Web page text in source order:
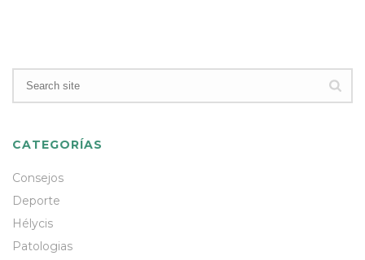
CATEGORÍAS
Consejos
Deporte
Hélycis
Patologias